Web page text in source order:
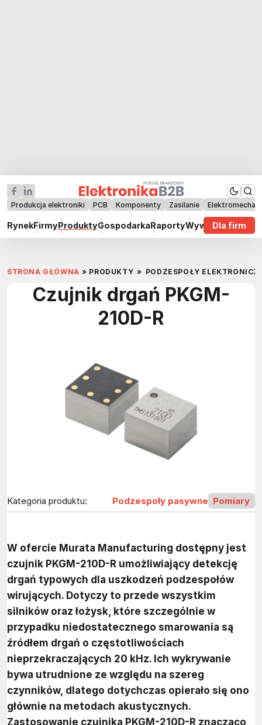
Produkcja elektroniki PCB Komponenty Zasilanie
RynekFirmyProduktyGospodarkaRaportyWywiadyDla firm
STRONA GŁÓWNA » PRODUKTY » PODZESPOŁY
Czujnik drgań PKGM-
210D-R
Kategoria produktu: Podzespoły pasywne Pomiary
W ofercie Murata Manufacturing dostępny jest
czujnik PKGM-210D-R umożliwiający detekcję
drgań typowych dla uszkodzeń podzespołów
wirujących. Dotyczy to przede wszystkim
silników oraz łożysk, które szczególnie w
przypadku niedostatecznego smarowania są
źródłem drgań o częstotliwościach
nieprzekraczających 20 kHz. Ich wykrywanie
bywa utrudnione ze względu na szereg
czynników, dlatego dotychczas opierało się ono
głównie na metodach akustycznych.
Zastosowanie czujnika PKGM-210D-R znacząco